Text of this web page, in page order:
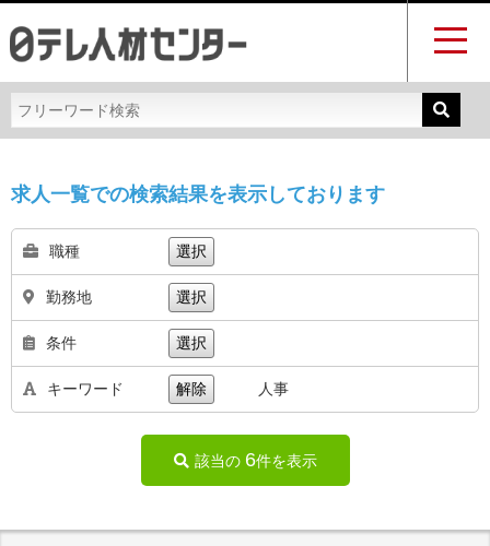
求人一覧での検索結果を表示しております
職種 選択
勤務地 選択
条件 選択
キーワード 解除 人事
該当の 6件を表示